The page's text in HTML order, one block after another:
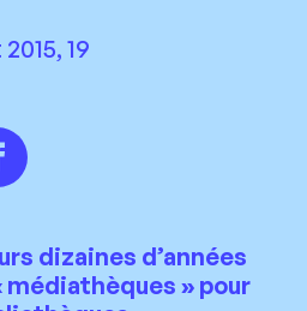
19
dizaines d’années
médiathèques » pour